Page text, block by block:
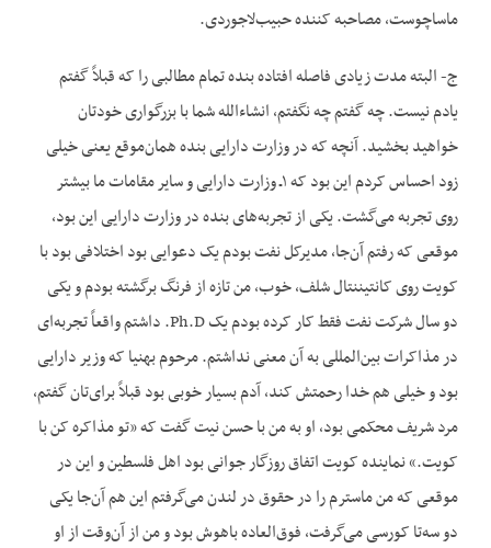
ماساچوست، مصاحبه کننده حبیب‌لاجوردی.
ج- البته مدت زیادی فاصله افتاده بنده تمام مطالبی را که قبلاً گفتم
یادم نیست. چه گفتم چه نگفتم، انشاءالله شما با بزرگواری خودتان
خواهید بخشید. آنچه که در وزارت دارایی بنده همان‌موقع یعنی خیلی
زود احساس کردم این بود که ۱ـ وزارت دارایی و سایر مقامات ما بیشتر
روی تجربه می‌گشت. یکی از تجربه‌های بنده در وزارت دارایی این بود،
موقعی که رفتم آن‌جا، مدیرکل نفت بودم یک دعوایی بود اختلافی بود با
کویت روی کانتیننتال شلف، خوب، من تازه از فرنگ برگشته بودم و یکی
دو سال شرکت نفت فقط کار کرده بودم یک Ph.D. داشتم واقعاً تجربه‌ای
در مذاکرات بین‌المللی به آن معنی نداشتم. مرحوم بهنیا که وزیر دارایی
بود و خیلی هم خدا رحمتش کند، آدم بسیار خوبی بود قبلاً برای‌تان گفتم،
مرد شریف محکمی بود، او به من با حسن نیت گفت که «تو مذاکره کن با
کویت.» نماینده کویت اتفاق روزگار جوانی بود اهل فلسطین و این در
موقعی که من ماسترم را در حقوق در لندن می‌گرفتم این هم آن‌جا یکی
دو سه‌تا کورسی می‌گرفت، فوق‌العاده باهوش بود و من از آن‌وقت از او